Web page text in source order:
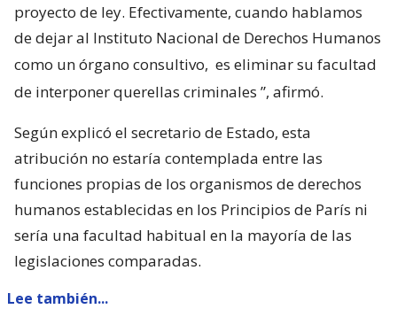
proyecto de ley. Efectivamente, cuando hablamos
de dejar al Instituto Nacional de Derechos Humanos
como un órgano consultivo, es eliminar su facultad
de interponer querellas criminales ”, afirmó.
Según explicó el secretario de Estado, esta
atribución no estaría contemplada entre las
funciones propias de los organismos de derechos
humanos establecidas en los Principios de París ni
sería una facultad habitual en la mayoría de las
legislaciones comparadas.
Lee también...